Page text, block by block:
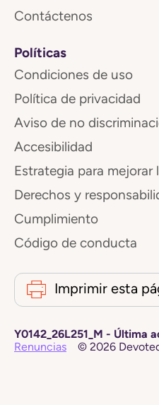
Contáctenos
Políticas
Condiciones de uso
Política de privacidad
Aviso de no
Accesibilidad
Estrategia para mejorar
Derechos y
Cumplimiento
Código de conducta
Imprimir esta
Y0142_26L251_M - Última
Renuncias
© 2026